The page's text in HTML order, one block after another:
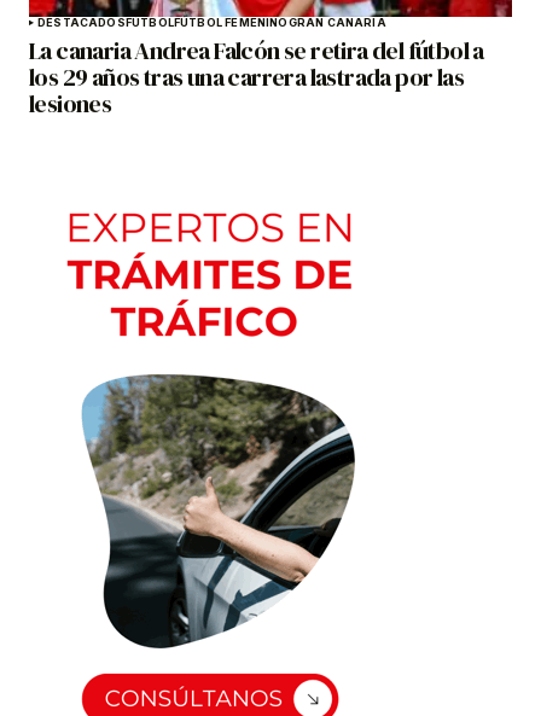
DESTACADOS FÚTBOLFÚTBOL FEMENINOGRAN CANARIA
La canaria Andrea Falcón se retira del fútbol a
los 29 años tras una carrera lastrada por las
lesiones